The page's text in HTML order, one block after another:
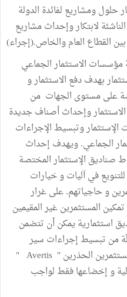
حلول ومشاريع لفائدة الدولة
لابتكار وإحداث مشاريع
القطاع العام والخاص.(إجراء)
مؤسسات الاستثمار الجماعي
بهدف دفع الاستثمار و
على مستوى الجهات من
وإحداث أصناف جديدة
وتبسيط الإجراءات
الجماعي. ويهدف إحداث
صناديق الإستثمار المختصة
Fonds d’investissement spécialisés للتنويع في آليات و خيارات
و حاجياتهم. على غرار
المستثمرين غير المقيمين
استثمارية يمكن أن تتضمن
من تبسيط إجراءات سير
وتنظيم صناديق الإستثمار بالنسبة للمستثمرين الحذرين " Avertis "
و إخضاعها فقط لواجب